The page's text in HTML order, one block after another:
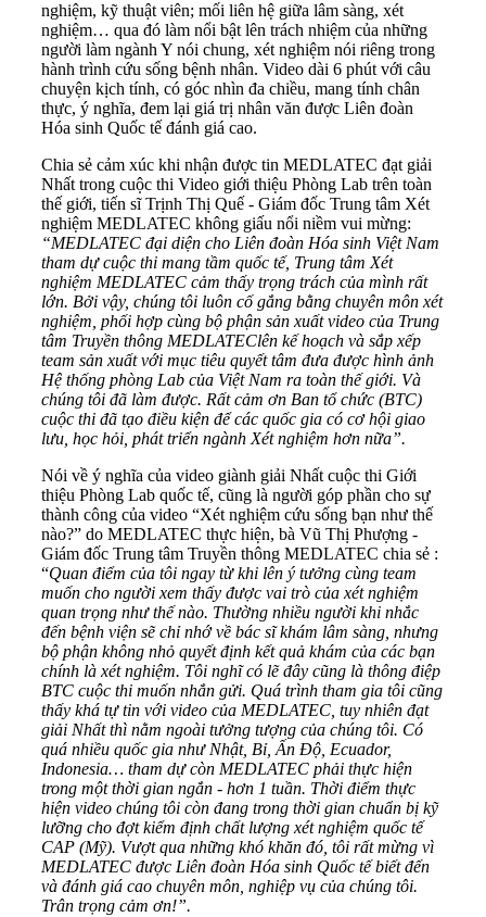
nghiệm, kỹ thuật viên; mối liên hệ giữa lâm sàng, xét
nghiệm… qua đó làm nổi bật lên trách nhiệm của những
người làm ngành Y nói chung, xét nghiệm nói riêng trong
hành trình cứu sống bệnh nhân. Video dài 6 phút với câu
chuyện kịch tính, có góc nhìn đa chiều, mang tính chân
thực, ý nghĩa, đem lại giá trị nhân văn được Liên đoàn
Hóa sinh Quốc tế đánh giá cao.
Chia sẻ cảm xúc khi nhận được tin MEDLATEC đạt giải
Nhất trong cuộc thi Video giới thiệu Phòng Lab trên toàn
thế giới, tiến sĩ Trịnh Thị Quế - Giám đốc Trung tâm Xét
nghiệm MEDLATEC không giấu nổi niềm vui mừng:
“MEDLATEC đại diện cho Liên đoàn Hóa sinh Việt Nam
tham dự cuộc thi mang tầm quốc tế, Trung tâm Xét
nghiệm MEDLATEC cảm thấy trọng trách của mình rất
lớn. Bởi vậy, chúng tôi luôn cố gắng bằng chuyên môn xét
nghiệm, phối hợp cùng bộ phận sản xuất video của Trung
tâm Truyền thông MEDLATEClên kế hoạch và sắp xếp
team sản xuất với mục tiêu quyết tâm đưa được hình ảnh
Hệ thống phòng Lab của Việt Nam ra toàn thế giới. Và
chúng tôi đã làm được. Rất cảm ơn Ban tổ chức (BTC)
cuộc thi đã tạo điều kiện để các quốc gia có cơ hội giao
lưu, học hỏi, phát triển ngành Xét nghiệm hơn nữa”.
Nói về ý nghĩa của video giành giải Nhất cuộc thi Giới
thiệu Phòng Lab quốc tế, cũng là người góp phần cho sự
thành công của video “Xét nghiệm cứu sống bạn như thế
nào?” do MEDLATEC thực hiện, bà Vũ Thị Phượng -
Giám đốc Trung tâm Truyền thông MEDLATEC chia sẻ :
“Quan điểm của tôi ngay từ khi lên ý tưởng cùng team
muốn cho người xem thấy được vai trò của xét nghiệm
quan trọng như thế nào. Thường nhiều người khi nhắc
đến bệnh viện sẽ chỉ nhớ về bác sĩ khám lâm sàng, nhưng
bộ phận không nhỏ quyết định kết quả khám của các bạn
chính là xét nghiệm. Tôi nghĩ có lẽ đây cũng là thông điệp
BTC cuộc thi muốn nhắn gửi. Quá trình tham gia tôi cũng
thấy khá tự tin với video của MEDLATEC, tuy nhiên đạt
giải Nhất thì nằm ngoài tưởng tượng của chúng tôi. Có
quá nhiều quốc gia như Nhật, Bỉ, Ấn Độ, Ecuador,
Indonesia… tham dự còn MEDLATEC phải thực hiện
trong một thời gian ngắn - hơn 1 tuần. Thời điểm thực
hiện video chúng tôi còn đang trong thời gian chuẩn bị kỹ
lưỡng cho đợt kiểm định chất lượng xét nghiệm quốc tế
CAP (Mỹ). Vượt qua những khó khăn đó, tôi rất mừng vì
MEDLATEC được Liên đoàn Hóa sinh Quốc tế biết đến
và đánh giá cao chuyên môn, nghiệp vụ của chúng tôi.
Trân trọng cảm ơn!”.